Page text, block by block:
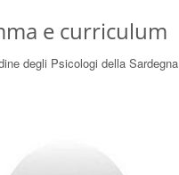
e curriculum
degli Psicologi della Sardegna